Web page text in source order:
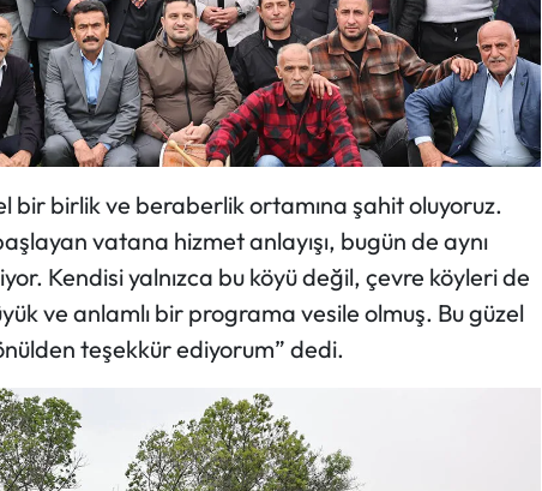
bir birlik ve beraberlik ortamına şahit oluyoruz.
vatana hizmet anlayışı, bugün de aynı
Kendisi yalnızca bu köyü değil, çevre köyleri de
ve anlamlı bir programa vesile olmuş. Bu güzel
teşekkür ediyorum” dedi.